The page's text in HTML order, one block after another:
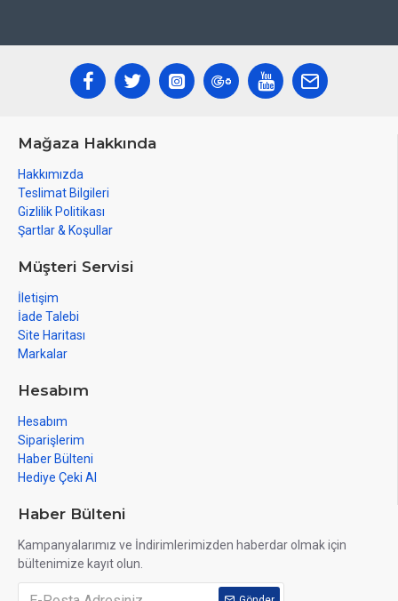
Mağaza Hakkında
Hakkımızda
Teslimat Bilgileri
Gizlilik Politikası
Şartlar & Koşullar
Müşteri Servisi
İletişim
İade Talebi
Site Haritası
Markalar
Hesabım
Hesabım
Siparişlerim
Haber Bülteni
Hediye Çeki Al
Haber Bülteni
Kampanyalarımız ve İndirimlerimizden haberdar olmak için
bültenimize kayıt olun.